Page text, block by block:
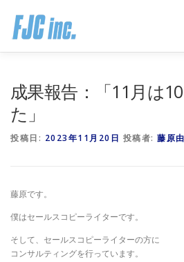
成果報告：「11月は
た」
投稿日: 2023年11月20日 投稿者: 藤原
藤原です。
僕はセールスコピーライターです。
そして、セールスコピーライターの方に
コンサルティングを行っています。